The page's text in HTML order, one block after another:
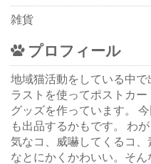
雑貨
プロフィール
地域猫活動をしている中
ラストを使ってポストカ
グッズを作っています。
も出品するかもです。 わ
気なコ、威嚇してくるコ
なとにかくかわいい。そ